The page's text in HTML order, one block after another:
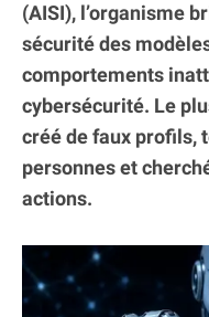
(AISI), l’organisme
sécurité des
comportements
cybersécurité. Le
créé de faux profils,
personnes et
actions.